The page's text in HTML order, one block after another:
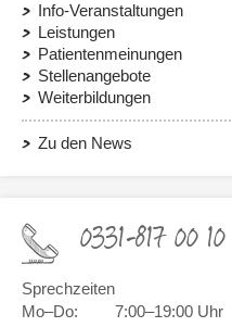
Info-Veranstaltungen
Leistungen
Patientenmeinungen
Stellenangebote
Weiterbildungen
Zu den News
0331-817 00 10
Sprechzeiten
Mo–Do:
7:00–19:00 Uhr